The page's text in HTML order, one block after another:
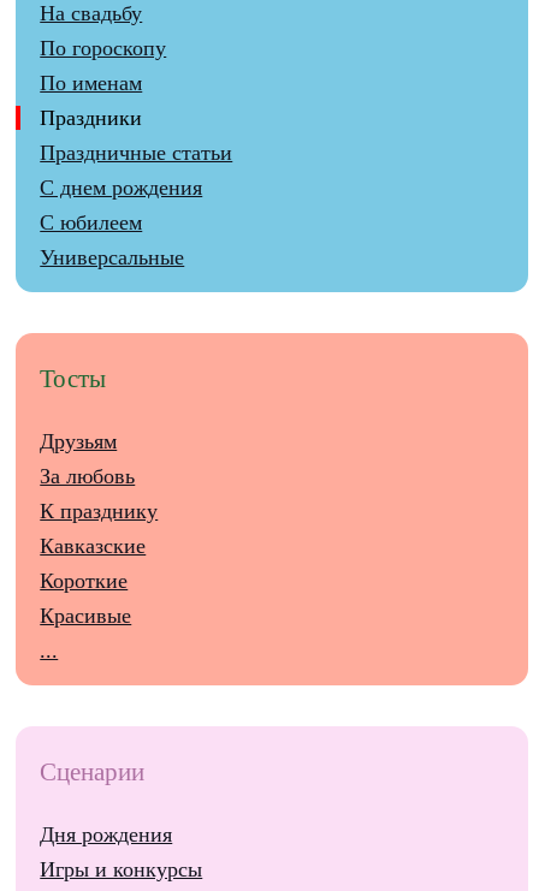
На свадьбу
По гороскопу
По именам
Праздники
Праздничные статьи
С днем рождения
С юбилеем
Универсальные
Тосты
Друзьям
За любовь
К празднику
Кавказские
Короткие
Красивые
...
Сценарии
Дня рождения
Игры и конкурсы